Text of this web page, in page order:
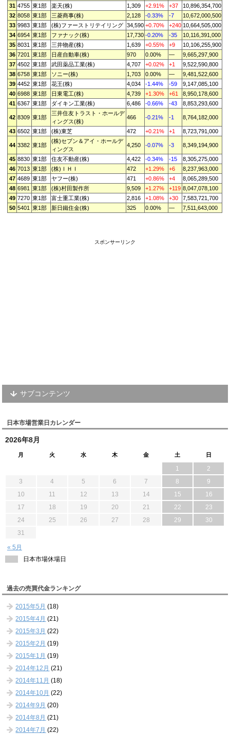
31 4755 東1部 楽天(株) 1,309 +2.91% +37
10,896,354,700
32 8058 東1部 三菱商事(株) 2,128 -0.33% -7
10,672,000,500
33 9983 東1部 (株)ファーストリテイリング 34,590 +0.70% +240 10,664,505,000
34 6954 東1部 ファナック(株) 17,730 -0.20% -35
10,116,391,000
35 8031 東1部 三井物産(株) 1,639 +0.55% +9
10,106,255,900
36 7201 東1部 日産自動車(株) 970 0.00% —
9,665,297,900
37 4502 東1部 武田薬品工業(株) 4,707 +0.02% +1
9,522,590,800
38 6758 東1部 ソニー(株) 1,703 0.00% —
9,481,522,600
39 4452 東1部 花王(株) 4,034 -1.44% -59
9,147,085,100
40 6988 東1部 日東電工(株) 4,739 +1.30% +61
8,950,178,600
41 6367 東1部 ダイキン工業(株) 6,486 -0.66% -43 8,853,293,600
42 8309 東1部
三井住友トラスト・ホールデ
ィングス(株)
466 -0.21% -1 8,764,182,000
43 6502 東1部 (株)東芝 472 +0.21% +1 8,723,791,000
44 3382 東1部
(株)セブン＆アイ・ホールデ
ィングス
4,250 -0.07% -3 8,349,194,900
45 8830 東1部 住友不動産(株) 4,422 -0.34% -15
8,305,275,000
46 7013 東1部 (株)ＩＨＩ 472 +1.29% +6
8,237,963,000
47 4689 東1部 ヤフー(株) 471 +0.86% +4
8,065,289,500
48 6981 東1部 (株)村田製作所 9,509 +1.27% +119 8,047,078,100
49 7270 東1部 富士重工業(株) 2,816 +1.08% +30
7,583,721,700
50 5401 東1部 新日鐵住金(株) 325 0.00% — 7,511,643,000
スポンサーリンク
サブコンテンツ
日本市場営業日カレンダー
2026年8月
月 火 水 木 金 土 日
« 5月
1
2
3
4 5 6 7 8
9
10
11 12 13 14 15
16
17
18 19 20 21 22
23
24
25 26 27 28 29
30
31
日本市場休場日
過去の売買代金ランキング
2015年5月 (18)
2015年4月 (21)
2015年3月 (22)
2015年2月 (19)
2015年1月 (19)
2014年12月 (21)
2014年11月 (18)
2014年10月 (22)
2014年9月 (20)
2014年8月 (21)
2014年7月 (22)